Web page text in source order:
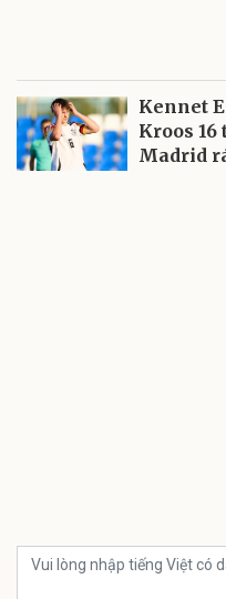
Kennet
Kroos
Madrid